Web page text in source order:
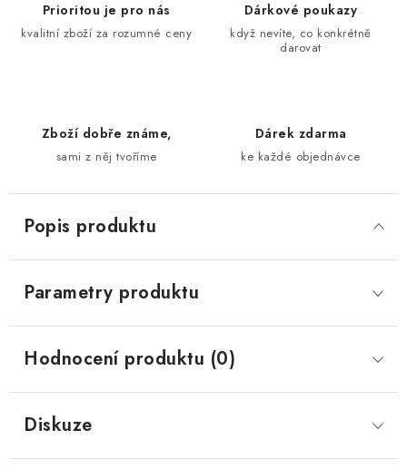
Prioritou je pro nás
kvalitní zboží za rozumné ceny
Dárkové poukazy
když nevíte, co konkrétně
darovat
Zboží dobře známe,
sami z něj tvoříme
Dárek zdarma
ke každé objednávce
Popis produktu
Parametry produktu
Hodnocení produktu (0)
Diskuze